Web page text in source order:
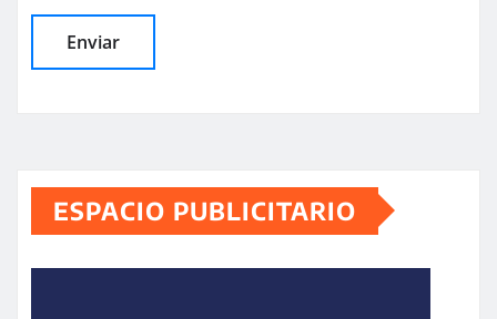
ESPACIO PUBLICITARIO